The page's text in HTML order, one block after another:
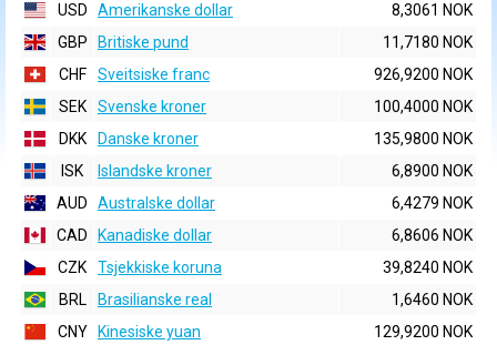
USD
Amerikanske dollar
8,3061 NOK
GBP
Britiske pund
11,7180 NOK
CHF
Sveitsiske franc
926,9200 NOK
SEK
Svenske kroner
100,4000 NOK
DKK
Danske kroner
135,9800 NOK
ISK
Islandske kroner
6,8900 NOK
AUD
Australske dollar
6,4279 NOK
CAD
Kanadiske dollar
6,8606 NOK
CZK
Tsjekkiske koruna
39,8240 NOK
BRL
Brasilianske real
1,6460 NOK
CNY
Kinesiske yuan
129,9200 NOK